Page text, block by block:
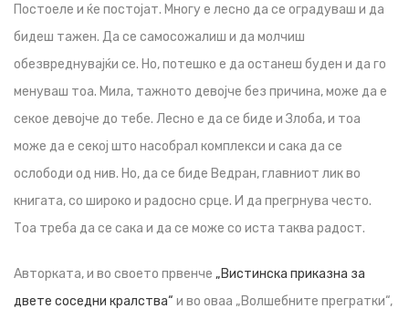
Постоеле и ќе постојат. Многу е лесно да се оградуваш и да
бидеш тажен. Да се самосожалиш и да молчиш
обезвреднувајќи се. Но, потешко e да останеш буден и да го
менуваш тоа. Мила, тажното девојче без причина, може да е
секое девојче до тебе. Лесно е да се биде и Злоба, и тоа
може да е секој што насобрал комплекси и сака да се
ослободи од нив. Но, да се биде Ведран, главниот лик во
книгата, со широко и радосно срце. И да прегрнува често.
Тоа треба да се сака и да се може со иста таква радост.
Авторката, и во своето првенче „Вистинска приказна за
двете соседни кралства“ и во оваа „Волшебните прегратки“,